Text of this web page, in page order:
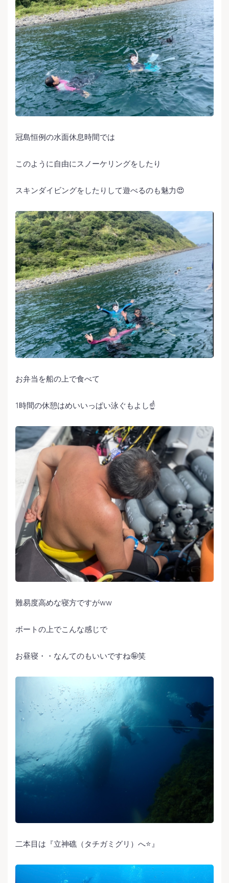
冠島恒例の水面休息時間では
このように自由にスノーケリングをしたり
スキンダイビングをしたりして遊べるのも魅力😍
お弁当を船の上で食べて
1時間の休憩はめいいっぱい泳ぐもよし☝️
難易度高めな寝方ですがww
ボートの上でこんな感じで
お昼寝・・なんてのもいいですね🤪笑
二本目は『立神礁（タチガミグリ）へ⭐️』